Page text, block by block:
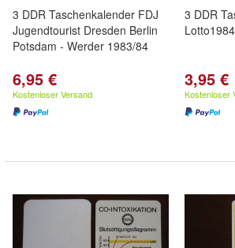
3 DDR Taschenkalender FDJ
Jugendtourist Dresden Berlin
Potsdam - Werder 1983/84
6,95 €
Kostenloser Versand
3 DDR
3,95 €
Kostenloser